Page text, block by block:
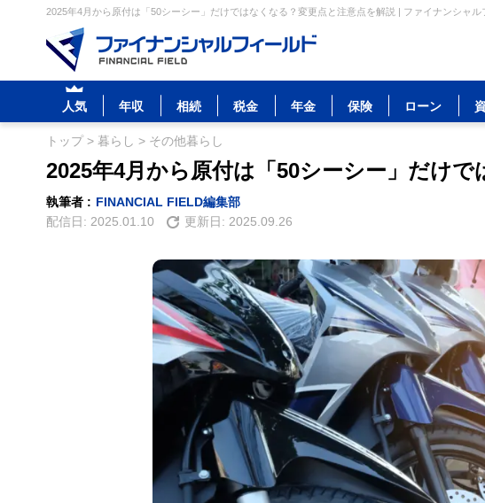
2025年4月から原付は「50シーシー」だけではなくなる？変更点と注意点を解説 | ファイナンシャル
人気 年収 相続 税金 年金 保険 ローン
トップ> 暮らし > その他暮らし
2025年4月から原付は「50シーシー」だけ
執筆者 : FINANCIAL FIELD編集部
配信日: 2025.01.10 更新日: 2025.09.26